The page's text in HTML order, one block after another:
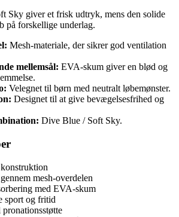
Sky giver et frisk udtryk, mens den solide
på forskellige underlag.
Mesh-materiale, der sikrer god ventilation
mellemsål: EVA-skum giver en blød og
Velegnet til børn med neutralt løbemønster.
Designet til at give bevægelsesfrihed og
Dive Blue / Soft Sky.
mesh-overdelen
med EVA-skum
sport og fritid